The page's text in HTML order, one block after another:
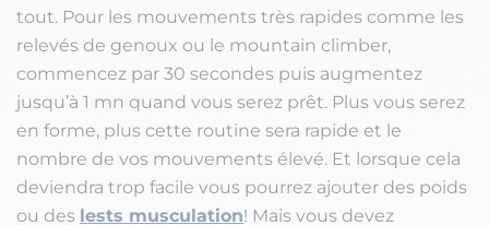
tout. Pour les mouvements très rapides comme les
relevés de genoux ou le mountain climber,
commencez par 30 secondes puis augmentez
jusqu’à 1 mn quand vous serez prêt. Plus vous serez
en forme, plus cette routine sera rapide et le
nombre de vos mouvements élevé. Et lorsque cela
deviendra trop facile vous pourrez ajouter des poids
ou des lests musculation! Mais vous devez